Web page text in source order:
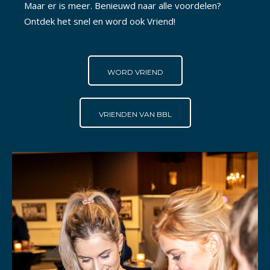
Maar er is meer. Benieuwd naar alle voordelen?
Ontdek het snel en word ook Vriend!
WORD VRIEND
VRIENDEN VAN BBL